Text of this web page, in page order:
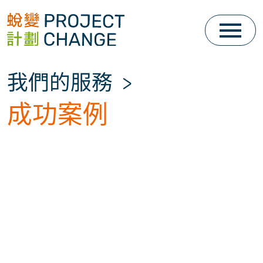
Skip
to
我們的服務 >
成功案例